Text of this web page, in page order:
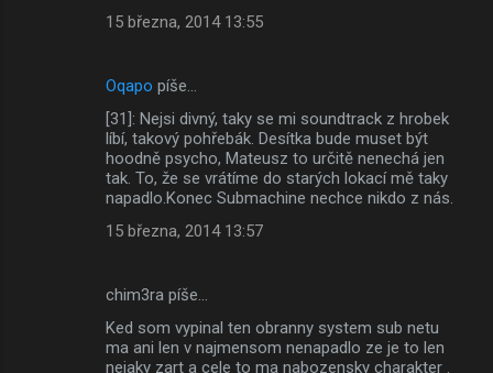
15 března, 2014 13:55
Oqapo píše…
[31]: Nejsi divný, taky se mi soundtrack z hrobek
líbí, takový pohřebák. Desítka bude muset být
hoodně psycho, Mateusz to určitě nenechá jen
tak. To, že se vrátíme do starých lokací mě taky
napadlo.Konec Submachine nechce nikdo z nás.
15 března, 2014 13:57
chim3ra píše…
Ked som vypinal ten obranny system sub netu
ma ani len v najmensom nenapadlo ze je to len
nejaky zart a cele to ma nabozensky charakter .